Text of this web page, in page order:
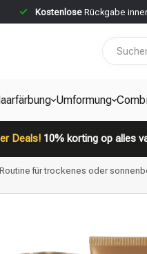
Kostenlose Rückgabe
Umformung
Deals!10% korting op alles
für trockenes oder